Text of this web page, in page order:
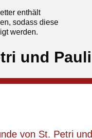
enthält
sodass diese
werden.
und Pauli
von St. Petri